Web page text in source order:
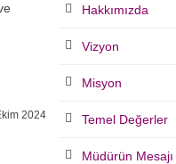
2024
Hakkımızda
Vizyon
Misyon
Temel Değerler
Müdürün Mesajı